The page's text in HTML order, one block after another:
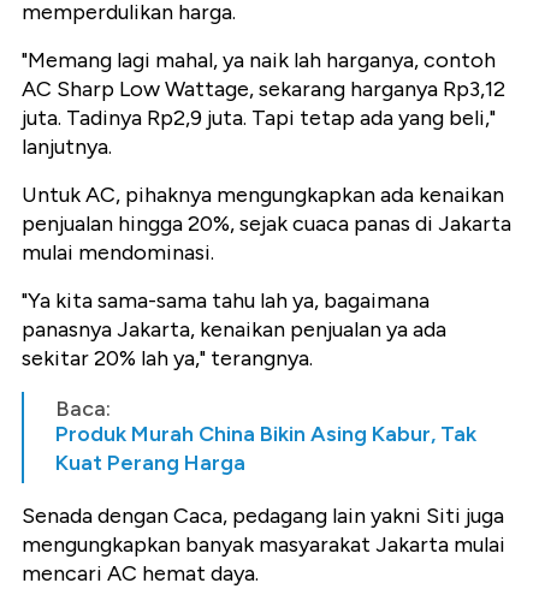
memperdulikan harga.
"Memang lagi mahal, ya naik lah harganya, contoh
AC Sharp Low Wattage, sekarang harganya Rp3,12
juta. Tadinya Rp2,9 juta. Tapi tetap ada yang beli,"
lanjutnya.
Untuk AC, pihaknya mengungkapkan ada kenaikan
penjualan hingga 20%, sejak cuaca panas di Jakarta
mulai mendominasi.
"Ya kita sama-sama tahu lah ya, bagaimana
panasnya Jakarta, kenaikan penjualan ya ada
sekitar 20% lah ya," terangnya.
Baca:
Produk Murah China Bikin Asing Kabur, Tak
Kuat Perang Harga
Senada dengan Caca, pedagang lain yakni Siti juga
mengungkapkan banyak masyarakat Jakarta mulai
mencari AC hemat daya.